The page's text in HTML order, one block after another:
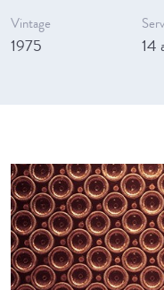
Vintage
1975 14